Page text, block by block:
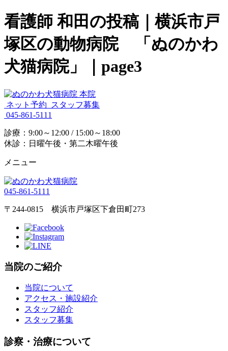
看護師 和田の投稿｜横浜市戸
塚区の動物病院 「ぬのかわ
犬猫病院」｜page3
ネット予約
スタッフ募集
045-861-5111
診療：9:00～12:00 / 15:00～18:00
休診：日曜午後・第二木曜午後
メニュー
045-861-5111
〒244-0815 横浜市戸塚区下倉田町273
当院のご紹介
当院について
アクセス・施設紹介
スタッフ紹介
スタッフ募集
診察・治療について